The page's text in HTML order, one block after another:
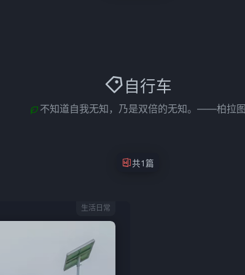
自行车
不知道自我无知，乃是双倍的无知。——柏拉图
共1篇
生活日常